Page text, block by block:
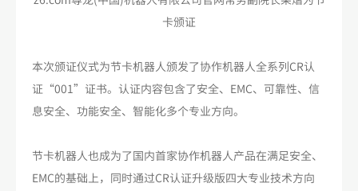
卡颁证
本次颁证仪式为节卡机器人颁发了协作机器人全系列CR认
证“001”证书。认证内容包含了安全、EMC、可靠性、信
息安全、功能安全、智能化多个专业方向。
节卡机器人也成为了国内首家协作机器人产品在满足安全、
EMC的基础上，同时通过CR认证升级版四大专业技术方向